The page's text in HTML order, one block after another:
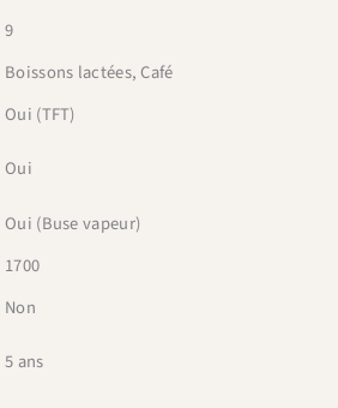
9
Boissons lactées, Café
Oui (TFT)
Oui
Oui (Buse vapeur)
1700
Non
5 ans